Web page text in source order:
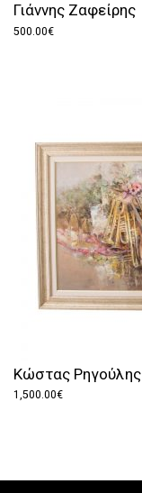
Γιάννης Ζαφείρης
500.00€
Κώστας Ρηγούλης
1,500.00€